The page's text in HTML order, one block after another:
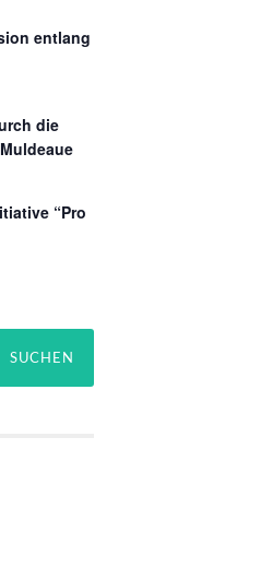
entlang
die
“Pro